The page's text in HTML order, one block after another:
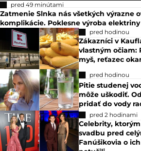
pred 49 minútami
Zatmenie Slnka nás všetkých výrazne
komplikácie. Poklesne výroba elektriny
pred hodinou
Zákazníci v
vlastným očiam:
myš, reťazec
pred hodinou
Pitie studenej
môže uškodiť.
pridať do vody
pred 2 hodinami
Celebrity,
svadbu pred
Fanúšikovia o